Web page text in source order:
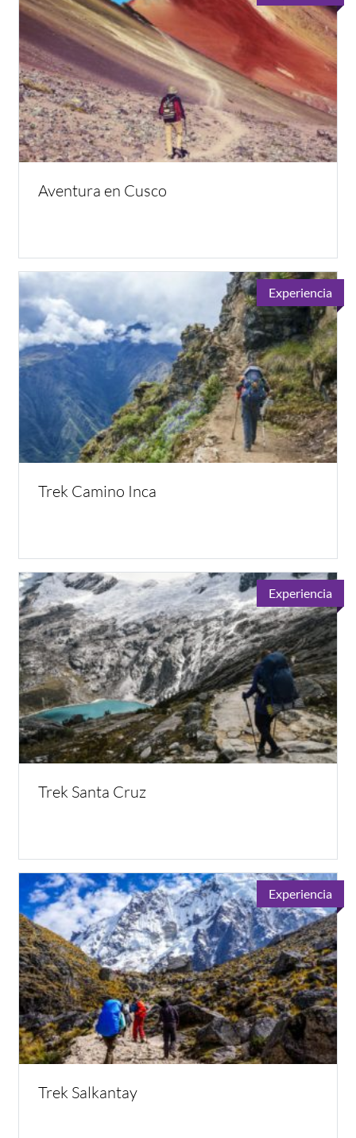
Aventura en Cusco
Experiencia
Trek Camino Inca
Experiencia
Trek Santa Cruz
Experiencia
Trek Salkantay